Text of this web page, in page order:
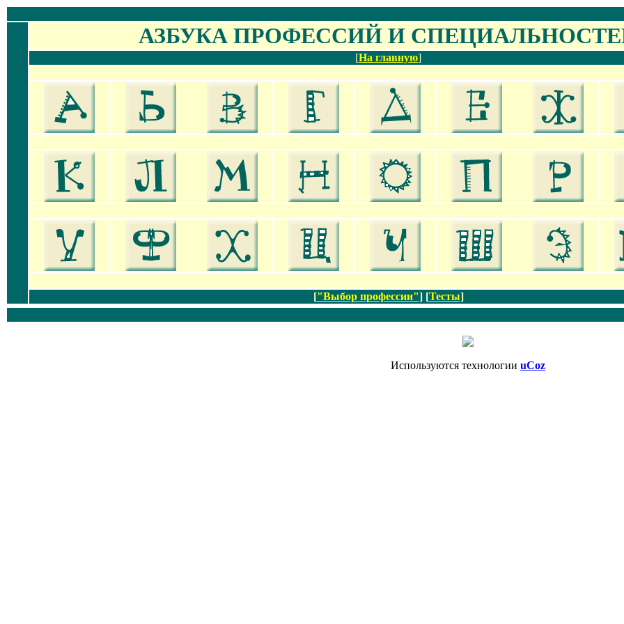
АЗБУКА ПРОФЕССИЙ И
[На главную]
["Выбор профессии"] [Тесты]
Используются технологии uCoz